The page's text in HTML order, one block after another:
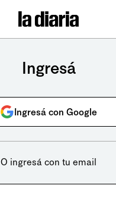
Ingresá
Ingresá con Google
O ingresá con tu email